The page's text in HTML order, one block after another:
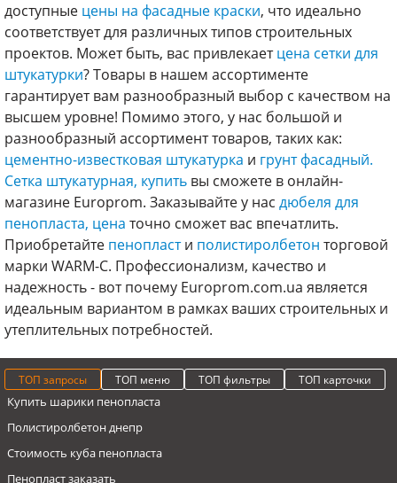
доступные цены на фасадные краски, что идеально
соответствует для различных типов строительных
проектов. Может быть, вас привлекаетцена сетки для
штукатурки? Товары в нашем ассортименте
гарантирует вам разнообразный выбор с качеством на
высшем уровне! Помимо этого, у нас большой и
разнообразный ассортимент товаров, таких как:
цементно-известковая штукатурка и грунт фасадный.
Сетка штукатурная, купить вы сможете в онлайн-
магазине Europrom. Заказывайте у нас дюбеля для
пенопласта, цена точно сможет вас впечатлить.
Приобретайте пенопласти полистиролбетон торговой
марки WARM-C. Профессионализм, качество и
надежность - вот почему Europrom.com.ua является
идеальным вариантом в рамках ваших строительных и
утеплительных потребностей.
ТОП запросы ТОП меню ТОП фильтры ТОП карточки
Купить шарики пенопласта
Полистиролбетон днепр
Стоимость куба пенопласта
Пенопласт заказать